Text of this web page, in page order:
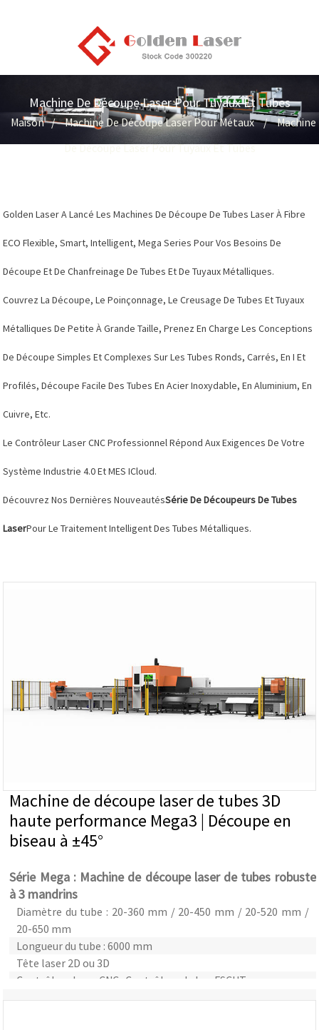
Machine De Découpe Laser Pour Tuyaux Et Tubes
Maison Machine De Découpe Laser Pour Métaux
Machine
De Découpe Laser Pour Tuyaux Et Tubes
Golden Laser A Lancé Les Machines De Découpe De Tubes Laser À Fibre
ECO Flexible, Smart, Intelligent, Mega Series Pour Vos Besoins De
Découpe Et De Chanfreinage De Tubes Et De Tuyaux Métalliques.
Couvrez La Découpe, Le Poinçonnage, Le Creusage De Tubes Et Tuyaux
Métalliques De Petite À Grande Taille, Prenez En Charge Les Conceptions
De Découpe Simples Et Complexes Sur Les Tubes Ronds, Carrés, En I Et
Profilés, Découpe Facile Des Tubes En Acier Inoxydable, En Aluminium, En
Cuivre, Etc.
Le Contrôleur Laser CNC Professionnel Répond Aux Exigences De Votre
Système Industrie 4.0 Et MES ICloud.
Découvrez Nos Dernières NouveautésSérie De Découpeurs De Tubes
LaserPour Le Traitement Intelligent Des Tubes Métalliques.
Machine de découpe laser de tubes 3D
haute performance Mega3 | Découpe en
biseau à ±45°
Série Mega : Machine de découpe laser de tubes robuste
à 3 mandrins
Diamètre du tube : 20-360 mm / 20-450 mm / 20-520 mm /
20-650 mm
Longueur du tube : 6000 mm
Tête laser 2D ou 3D
Contrôleur laser CNC : Contrôleur de bus FSCUT
Logiciel d'imbrication de tubes : TubesT